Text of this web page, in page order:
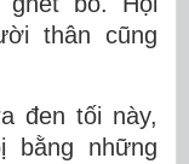
thân cũng
đen tối này,
bằng những